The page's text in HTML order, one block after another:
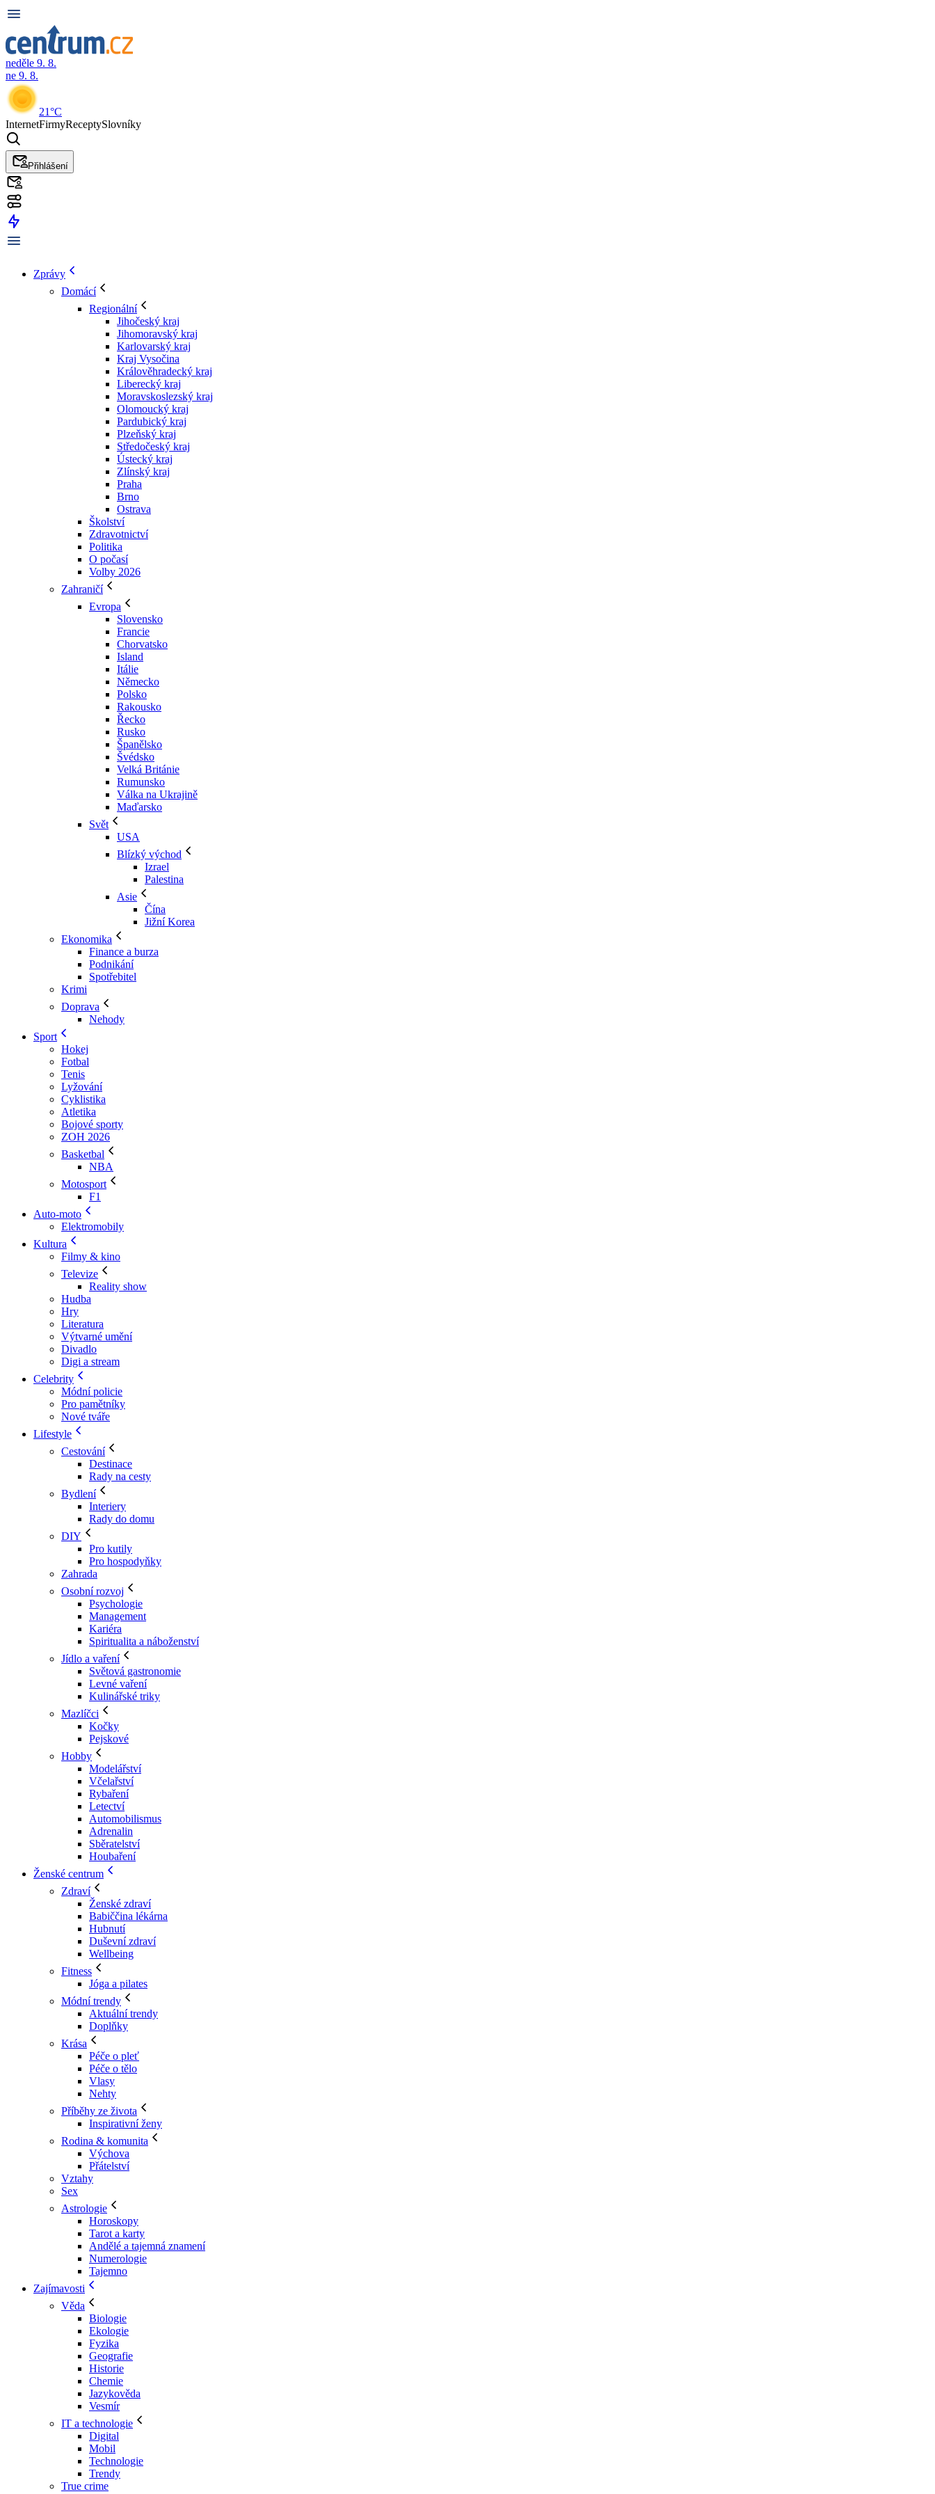
neděle 9. 8.
ne 9. 8.
21°C
InternetFirmyReceptySlovníky
Přihlášení
Zprávy
Domácí
Regionální
Jihočeský kraj
Jihomoravský kraj
Karlovarský kraj
Kraj Vysočina
Králověhradecký kraj
Liberecký kraj
Moravskoslezský kraj
Olomoucký kraj
Pardubický kraj
Plzeňský kraj
Středočeský kraj
Ústecký kraj
Zlínský kraj
Praha
Brno
Ostrava
Školství
Zdravotnictví
Politika
O počasí
Volby 2026
Zahraničí
Evropa
Slovensko
Francie
Chorvatsko
Island
Itálie
Německo
Polsko
Rakousko
Řecko
Rusko
Španělsko
Švédsko
Velká Británie
Rumunsko
Válka na Ukrajině
Maďarsko
Svět
USA
Blízký východ
Izrael
Palestina
Asie
Čína
Jižní Korea
Ekonomika
Finance a burza
Podnikání
Spotřebitel
Krimi
Doprava
Nehody
Sport
Hokej
Fotbal
Tenis
Lyžování
Cyklistika
Atletika
Bojové sporty
ZOH 2026
Basketbal
NBA
Motosport
F1
Auto-moto
Elektromobily
Kultura
Filmy & kino
Televize
Reality show
Hudba
Hry
Literatura
Výtvarné umění
Divadlo
Digi a stream
Celebrity
Módní policie
Pro pamětníky
Nové tváře
Lifestyle
Cestování
Destinace
Rady na cesty
Bydlení
Interiery
Rady do domu
DIY
Pro kutily
Pro hospodyňky
Zahrada
Osobní rozvoj
Psychologie
Management
Kariéra
Spiritualita a náboženství
Jídlo a vaření
Světová gastronomie
Levné vaření
Kulinářské triky
Mazlíčci
Kočky
Pejskové
Hobby
Modelářství
Včelařství
Rybaření
Letectví
Automobilismus
Adrenalin
Sběratelství
Houbaření
Ženské centrum
Zdraví
Ženské zdraví
Babiččina lékárna
Hubnutí
Duševní zdraví
Wellbeing
Fitness
Jóga a pilates
Módní trendy
Aktuální trendy
Doplňky
Krása
Péče o pleť
Péče o tělo
Vlasy
Nehty
Příběhy ze života
Inspirativní ženy
Rodina & komunita
Výchova
Přátelství
Vztahy
Sex
Astrologie
Horoskopy
Tarot a karty
Andělé a tajemná znamení
Numerologie
Tajemno
Zajímavosti
Věda
Biologie
Ekologie
Fyzika
Geografie
Historie
Chemie
Jazykověda
Vesmír
IT a technologie
Digital
Mobil
Technologie
Trendy
True crime